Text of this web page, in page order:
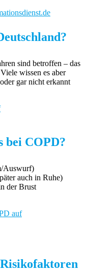
sind betroffen – das
wissen es aber
gar nicht erkannt
bei COPD?
Auswurf)
auch in Ruhe)
der Brust
auf
Risikofaktoren